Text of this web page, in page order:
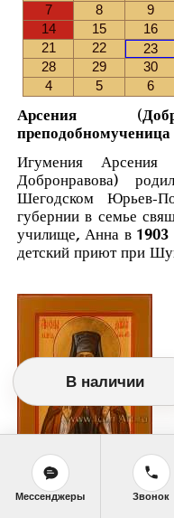
7
8 9
14
15 16
21
22 23
28
29 30
4
5 6
Арсения
преподобномученица
Игумения
Добронравова)
Шегодском Юрьев-
губернии в семье
училище, Анна в 1903
детский приют при
<<Среда, 23
В наличии
Мессенджеры Звонок